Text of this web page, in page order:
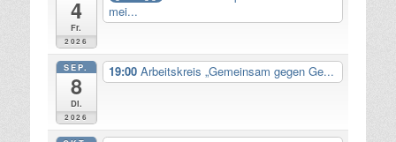
4
Fr.
2026
mei...
SEP.
8
Di.
2026
19:00 Arbeitskreis „Gemeinsam gegen Ge...